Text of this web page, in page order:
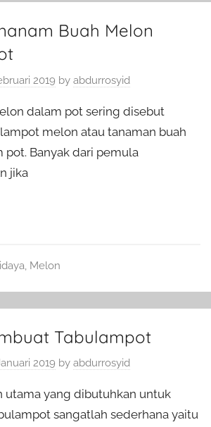
Buah Melon
2019 by abdurrosyid
dalam pot sering disebut
melon atau tanaman buah
pot. Banyak dari pemula
jika
, Melon
Tabulampot
2019 by abdurrosyid
utama yang dibutuhkan untuk
sangatlah sederhana yaitu